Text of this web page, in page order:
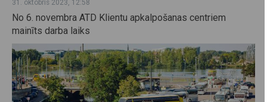
31. oktobris 2023, 12:58
No 6. novembra ATD Klientu apkalpošanas centriem
mainīts darba laiks